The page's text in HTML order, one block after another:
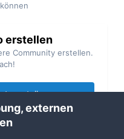
erstellen
Community erstellen.
erstellen
externen